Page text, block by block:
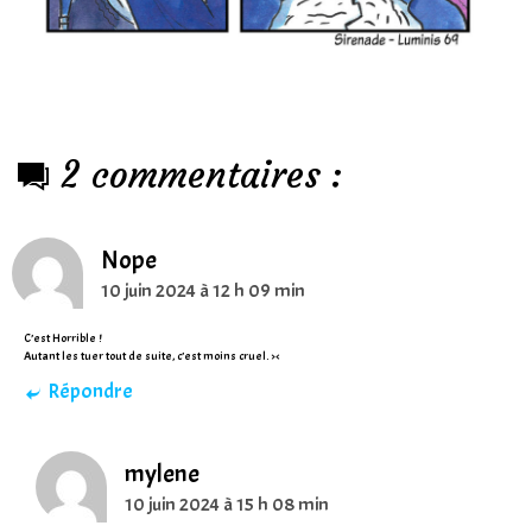
2 commentaires :
Nope
10 juin 2024 à 12 h 09 min
C’est Horrible !
Autant les tuer tout de suite, c’est moins cruel. ><
Répondre
mylene
10 juin 2024 à 15 h 08 min